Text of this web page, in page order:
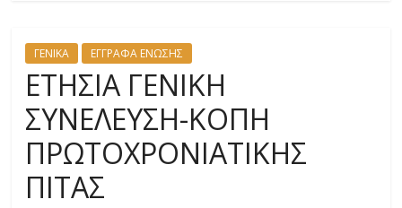
ΓΕΝΙΚΑ ΕΓΓΡΑΦΑ ΕΝΩΣΗΣ
ΕΤΗΣΙΑ ΓΕΝΙΚΗ
ΣΥΝΕΛΕΥΣΗ-ΚΟΠΗ
ΠΡΩΤΟΧΡΟΝΙΑΤΙΚΗΣ
ΠΙΤΑΣ